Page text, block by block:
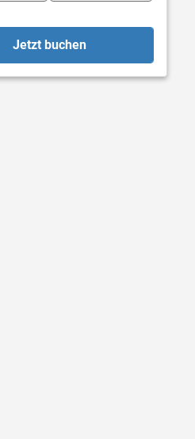
Jetzt buchen